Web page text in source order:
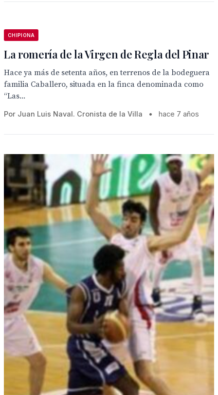
CHIPIONA
La romería de la Virgen de Regla del Pinar
Hace ya más de setenta años, en terrenos de la bodeguera
familia Caballero, situada en la finca denominada como
“Las...
Por Juan Luis Naval. Cronista de la Villa • hace 7 años